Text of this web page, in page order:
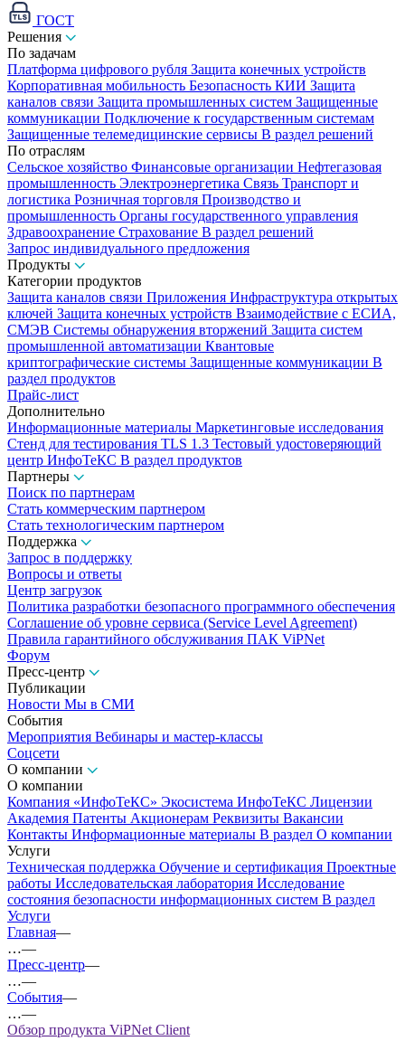
ГОСТ
Решения
По задачам
Платформа цифрового рубля Защита конечных устройств
Корпоративная мобильность Безопасность КИИ Защита
каналов связи Защита промышленных систем Защищенные
коммуникации Подключение к государственным системам
Защищенные телемедицинские сервисы В раздел решений
По отраслям
Сельское хозяйство Финансовые организации Нефтегазовая
промышленность Электроэнергетика Связь Транспорт и
логистика Розничная торговля Производство и
промышленность Органы государственного управления
Здравоохранение Страхование В раздел решений
Запрос индивидуального предложения
Продукты
Категории продуктов
Защита каналов связи Приложения Инфраструктура открытых
ключей Защита конечных устройств Взаимодействие с ЕСИА,
СМЭВ Системы обнаружения вторжений Защита систем
промышленной автоматизации Квантовые
криптографические системы Защищенные коммуникации В
раздел продуктов
Прайс-лист
Дополнительно
Информационные материалы Маркетинговые исследования
Стенд для тестирования TLS 1.3 Тестовый удостоверяющий
центр ИнфоТеКС В раздел продуктов
Партнеры
Поиск по партнерам
Стать коммерческим партнером
Стать технологическим партнером
Поддержка
Запрос в поддержку
Вопросы и ответы
Центр загрузок
Политика разработки безопасного программного обеспечения
Соглашение об уровне сервиса (Service Level Agreement)
Правила гарантийного обслуживания ПАК ViPNet
Форум
Пресс-центр
Публикации
Новости Мы в СМИ
События
Мероприятия Вебинары и мастер-классы
Соцсети
О компании
О компании
Компания «ИнфоТеКС» Экосистема ИнфоТеКС Лицензии
Академия Патенты Акционерам Реквизиты Вакансии
Контакты Информационные материалы В раздел О компании
Услуги
Техническая поддержка Обучение и сертификация Проектные
работы Исследовательская лаборатория Исследование
состояния безопасности информационных систем В раздел
Услуги
Главная—
…—
Пресс-центр—
…—
События—
…—
Обзор продукта ViPNet Client